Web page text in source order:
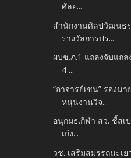
ศัลย...
สำนักงานศิลปวัฒนธ
รางวัลการปร...
ผบช.ภ.1 แถลงจับแถล
4 ...
“อาจารย์เชน” รองน
หนุนงานวิจ...
อนุกมธ.กีฬา สว. ชี้สเ
เก่ง...
วช. เสริมสมรรถนะ